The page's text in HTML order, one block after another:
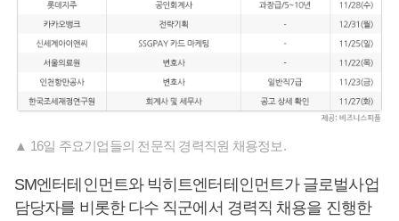
▲ 16일 주요기업들의 전문직 경력직원 채용정보.
SM엔터테인먼트와 빅히트엔터테인먼트가 글로벌사업
담당자를 비롯한 다수 직군에서 경력직 채용을 진행한